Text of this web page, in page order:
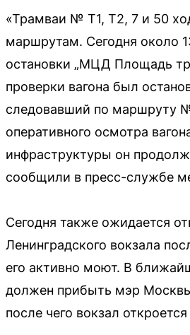
«Трамваи № Т1, Т2, 7 и 50
маршрутам. Сегодня около
остановки „МЦД Площадь
проверки вагона был
следовавший по маршруту
оперативного осмотра
инфраструктуры он
сообщили в пресс-службе
Сегодня также ожидается
Ленинградского вокзала
его активно моют. В
должен прибыть мэр
после чего вокзал